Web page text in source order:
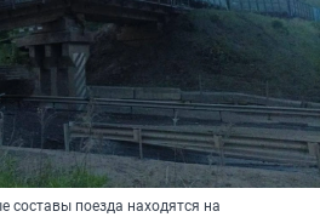
составы поезда находятся на